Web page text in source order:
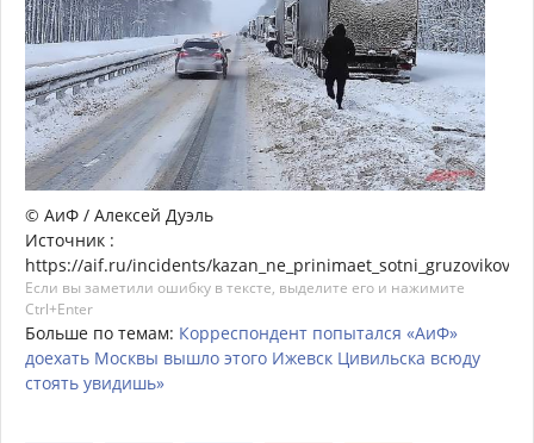
© АиФ / Алексей Дуэль
Источник :
https://aif.ru/incidents/
Если вы заметили ошибку в тексте, выделите его и нажимите
Ctrl+Enter
Больше по темам: Корреспондент попытался «АиФ»
доехать Москвы вышло этого Ижевск Цивильска всюду
стоять увидишь»